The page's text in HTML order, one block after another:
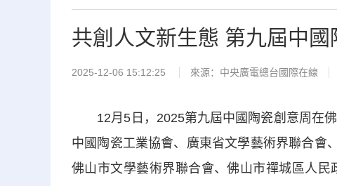
共創人文新生態 第九屆中
2025-12-06 15:12:25 來源：中央廣電總台國際在線
12月5日，2025第九屆中國陶瓷創意周在佛
中國陶瓷工業協會、廣東省文學藝術界聯合會
佛山市文學藝術界聯合會、佛山市禪城區人民